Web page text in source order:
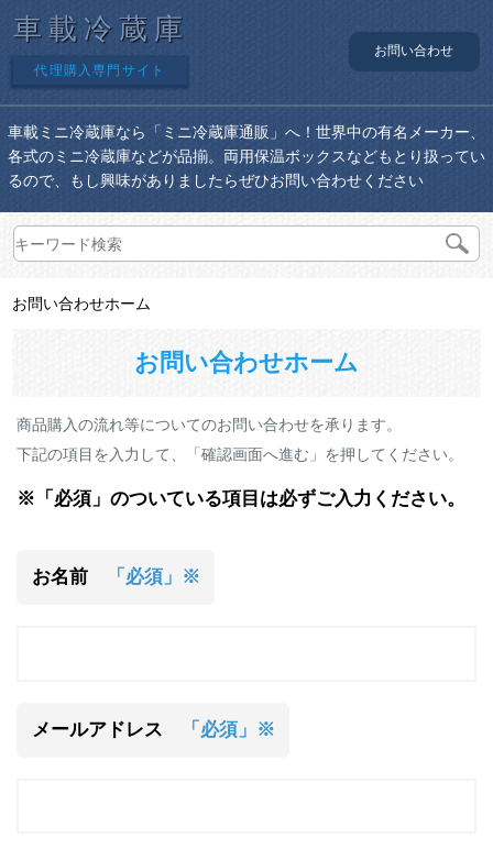
車載冷蔵庫
代理購入専門サイト
お問い合わせ
車載ミニ冷蔵庫なら「ミニ冷蔵庫通販」へ！世界中の有名メーカー、
各式のミニ冷蔵庫などが品揃。両用保温ボックスなどもとり扱ってい
るので、もし興味がありましたらぜひお問い合わせください
お問い合わせホーム
お問い合わせホーム
商品購入の流れ等についてのお問い合わせを承ります。
下記の項目を入力して、「確認画面へ進む」を押してください。
※「必須」のついている項目は必ずご入力ください。
お名前 「必須」※
メールアドレス 「必須」※